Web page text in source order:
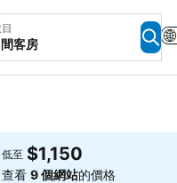
客房
夾
低至 $1,150
查看9 個網站的價格